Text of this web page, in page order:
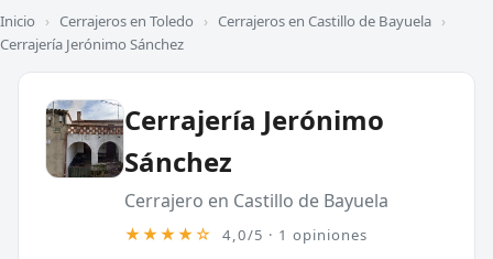
Inicio › Cerrajeros en Toledo › Cerrajeros en Castillo de Bayuela ›
Cerrajería Jerónimo Sánchez
Cerrajería Jerónimo
Sánchez
Cerrajero en Castillo de Bayuela
★★★★☆ 4,0/5 · 1 opiniones